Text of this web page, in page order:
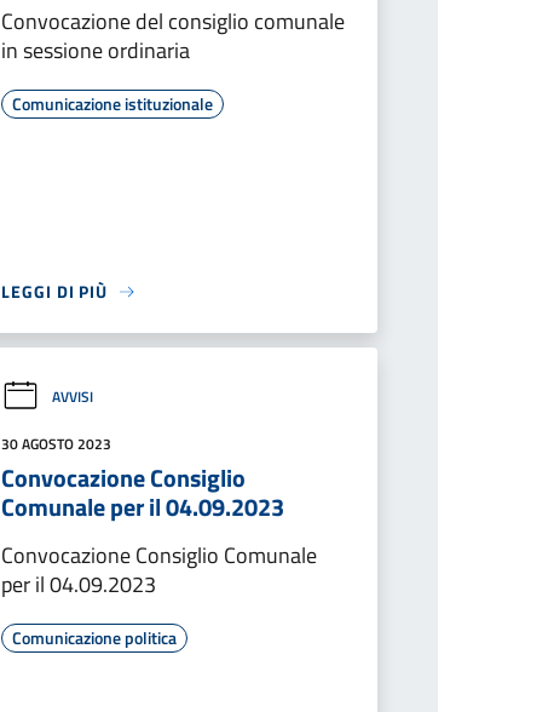
Convocazione del consiglio comunale
in sessione ordinaria
Comunicazione istituzionale
LEGGI DI PIÙ
AVVISI
30 AGOSTO 2023
Convocazione Consiglio
Comunale per il 04.09.2023
Convocazione Consiglio Comunale
per il 04.09.2023
Comunicazione politica